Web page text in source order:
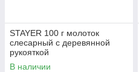
STAYER 100 г молоток
слесарный с деревянной
рукояткой
В наличии